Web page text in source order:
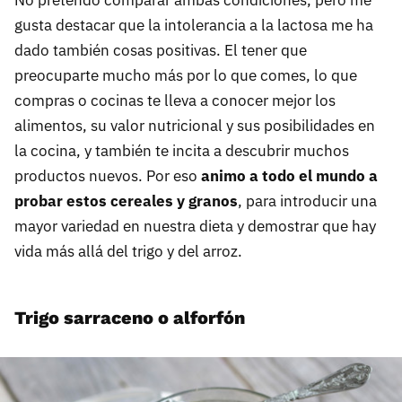
gusta destacar que la intolerancia a la lactosa me ha
dado también cosas positivas. El tener que
preocuparte mucho más por lo que comes, lo que
compras o cocinas te lleva a conocer mejor los
alimentos, su valor nutricional y sus posibilidades en
la cocina, y también te incita a descubrir muchos
productos nuevos. Por eso animo a todo el mundo a
probar estos cereales y granos, para introducir una
mayor variedad en nuestra dieta y demostrar que hay
vida más allá del trigo y del arroz.
Trigo sarraceno o alforfón